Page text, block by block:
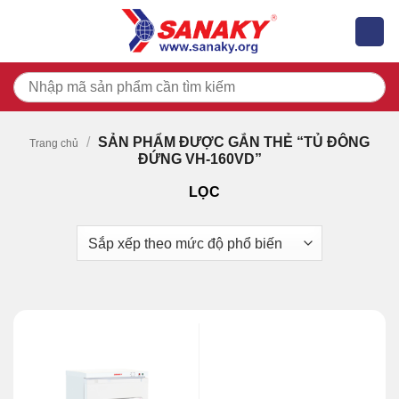
Tìm
kiếm:
Trang chủ / SẢN PHẨM ĐƯỢC GẮN THẺ “TỦ ĐÔNG
ĐỨNG VH-160VD”
LỌC